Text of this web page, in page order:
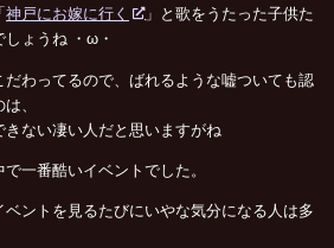
神戸にお嫁に行く
」と歌をうたった子供た
ょうね ・ω・
わってるので、ばれるような嘘ついても認
、
ない凄い人だと思いますがね
一番酷いイベントでした。
ントを見るたびにいやな気分になる人は多